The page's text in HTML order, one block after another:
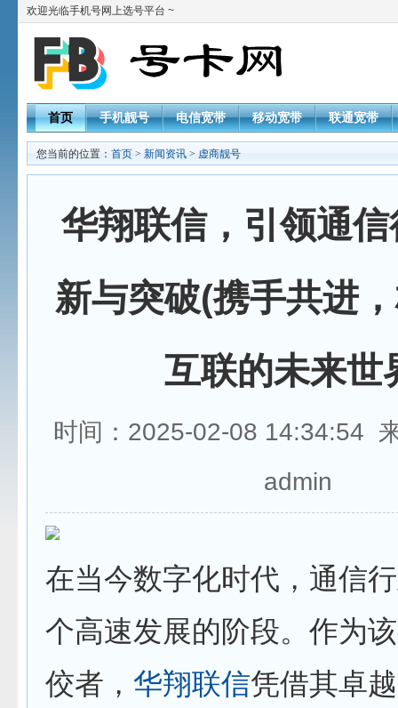
欢迎光临手机号网上选号平台 ~
首页 手机靓号 电信宽带 移动宽带 联通宽带
您当前的位置： 首页 > 新闻资讯 > 虚商靓号
华翔联信，引领通
新与突破(携手共进
互联的未来世
时间：2025-02-08 14:34:54
admin
在当今数字化时代，通信
个高速发展的阶段。作为
佼者， 华翔联信凭借其卓